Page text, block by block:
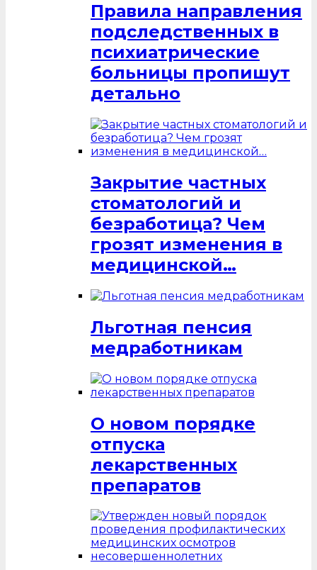
Правила направления
подследственных в
психиатрические
больницы пропишут
детально
Закрытие частных
стоматологий и
безработица? Чем
грозят изменения в
медицинской…
Льготная пенсия
медработникам
О новом порядке
отпуска
лекарственных
препаратов